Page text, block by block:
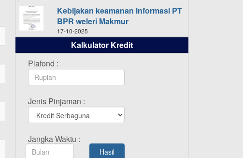
Kebijakan keamanan informasi PT
BPR weleri Makmur
17-10-2025
Daftar Pemenang Undian
TAMASHA Bulan Oktober 2025
16-10-2025
TAMASHA Bulan September 2025
20-09-2025
Daftar Pemenang Undian
TAMASHA Bulan Agustus 2025
Kalkulator Kredit
Plafond :
Jenis Pinjaman :
Jangka Waktu :
Hasil